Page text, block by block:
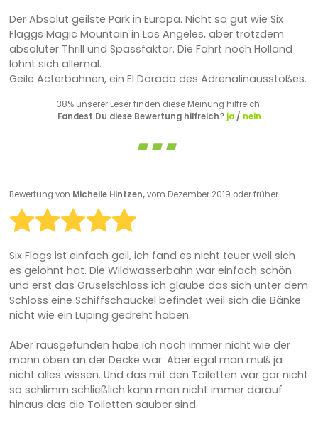
Der Absolut geilste Park in Europa. Nicht so gut wie Six
Flaggs Magic Mountain in Los Angeles, aber trotzdem
absoluter Thrill und Spassfaktor. Die Fahrt noch Holland
lohnt sich allemal.
Geile Acterbahnen, ein El Dorado des Adrenalinausstoßes.
38% unserer Leser finden diese Meinung hilfreich.
Fandest Du diese Bewertung hilfreich? ja/ nein
Bewertung von Michelle Hintzen,vom Dezember 2019 oder früher
Six Flags ist einfach geil, ich fand es nicht teuer weil sich
es gelohnt hat. Die Wildwasserbahn war einfach schön
und erst das Gruselschloss ich glaube das sich unter dem
Schloss eine Schiffschauckel befindet weil sich die Bänke
nicht wie ein Luping gedreht haben.
Aber rausgefunden habe ich noch immer nicht wie der
mann oben an der Decke war. Aber egal man muß ja
nicht alles wissen. Und das mit den Toiletten war gar nicht
so schlimm schließlich kann man nicht immer darauf
hinaus das die Toiletten sauber sind.